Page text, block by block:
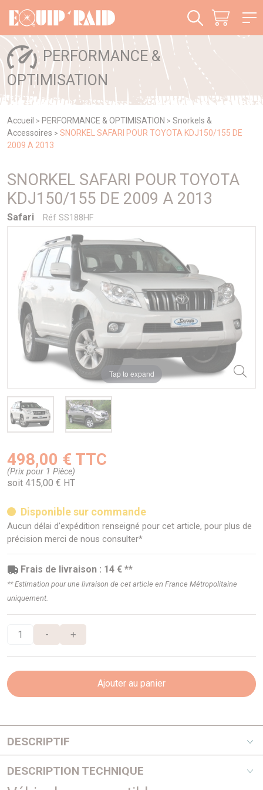
PERFORMANCE &
OPTIMISATION
Accueil > PERFORMANCE & OPTIMISATION > Snorkels &
Accessoires > SNORKEL SAFARI POUR TOYOTA KDJ150/155 DE
2009 A 2013
SNORKEL SAFARI POUR TOYOTA
KDJ150/155 DE 2009 A 2013
Safari Réf SS188HF
Tap to expand
498,00 € TTC
(Prix pour 1 Pièce)
soit 415,00 € HT
Disponible sur commande
Aucun délai d'expédition renseigné pour cet article, pour plus de
précision merci de nous consulter*
Frais de livraison : 14 € **
** Estimation pour une livraison de cet article en France Métropolitaine
uniquement.
- +
Ajouter au panier
DESCRIPTIF
répondaient à un besoin de la part des offroaders de
DESCRIPTION TECHNIQUE
Panneau de gestion des cookies